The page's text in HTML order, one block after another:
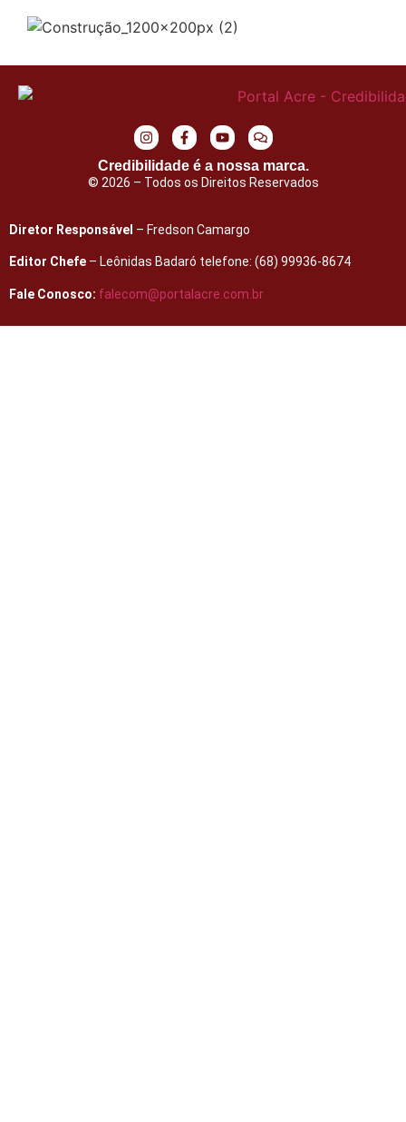
Credibilidade é a nossa marca.
© 2026 – Todos os Direitos Reservados
Diretor Responsável – Fredson Camargo
Editor Chefe – Leônidas Badaró telefone: (68) 99936-8674
Fale Conosco: falecom@portalacre.com.br